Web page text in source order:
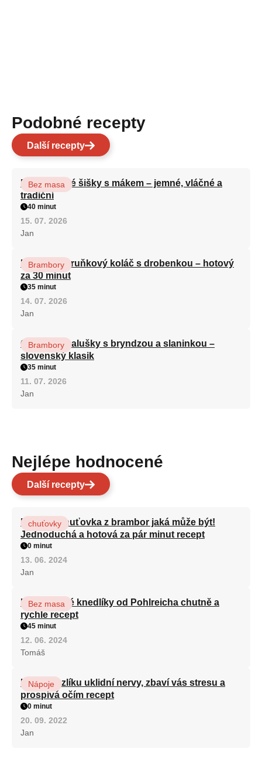
Podobné recepty
Další recepty
Bramborové šišky s mákem – jemné, vláčné a
tradiční
Bez masa
40 minut
15. 07. 2026
Jan
Lžícový meruňkový koláč s drobenkou – hotový
za 30 minut
Brambory
35 minut
14. 07. 2026
Jan
Cuketové halušky s bryndzou a slaninkou –
slovenský klasik
Brambory
35 minut
11. 07. 2026
Jan
Nejlépe hodnocené
Další recepty
Nejlepší chuťovka z brambor jaká může být!
Jednoduchá a hotová za pár minut recept
chuťovky
0 minut
13. 06. 2024
Jan
Karlovarské knedlíky od Pohlreicha chutně a
rychle recept
Bez masa
45 minut
12. 06. 2024
Tomáš
Kořen kozlíku uklidní nervy, zbaví vás stresu a
prospívá očím recept
Nápoje
0 minut
20. 09. 2022
Jan